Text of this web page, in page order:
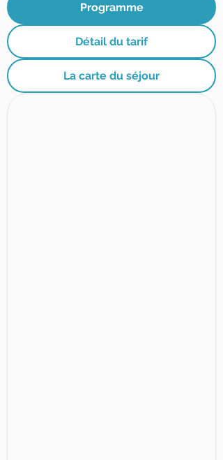
Programme
Détail du tarif
La carte du séjour